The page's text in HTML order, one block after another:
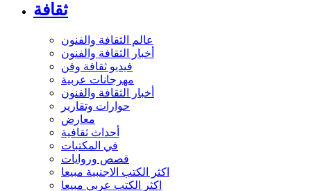
ثقافة
عالم الثقافة والفنون
أخبار الثقافة والفنون
فيديو ثقافة وفن
مهرجانات عربية
أخبار الثقافة والفنون
حوارات وتقارير
معارض
أحداث ثقافية
في المكتبات
قصص وروايات
اكثر الكتب الاجنبية مبيعا
اكثر الكتب عربي مبيعا